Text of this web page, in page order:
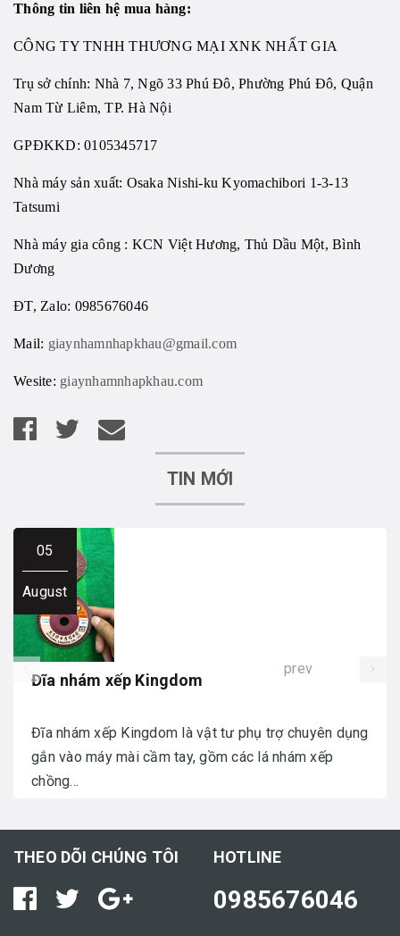
Thông tin liên hệ mua hàng:
CÔNG TY TNHH THƯƠNG MẠI XNK NHẤT GIA
Trụ sở chính: Nhà 7, Ngõ 33 Phú Đô, Phường Phú Đô, Quận
Nam Từ Liêm, TP. Hà Nội
GPĐKKD: 0105345717
Nhà máy sản xuất: Osaka Nishi-ku Kyomachibori 1-3-13
Tatsumi
Nhà máy gia công : KCN Việt Hương, Thủ Dầu Một, Bình
Dương
ĐT, Zalo: 0985676046
Mail: giaynhamnhapkhau@gmail.com
Wesite: giaynhamnhapkhau.com
TIN MỚI
05
August
Đĩa nhám xếp Kingdom
Đĩa nhám xếp Kingdom là vật tư phụ trợ chuyên dụng
gắn vào máy mài cầm tay, gồm các lá nhám xếp
chồng...
prev
THEO DÕI CHÚNG TÔI HOTLINE
0985676046